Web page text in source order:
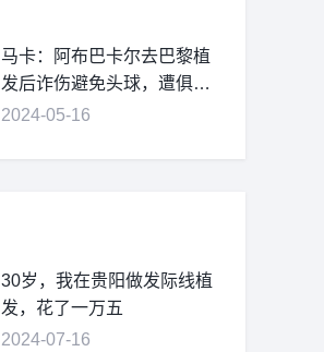
马卡：阿布巴卡尔去巴黎植
发后诈伤避免头球，遭俱乐
部处罚
2024-05-16
30岁，我在贵阳做发际线植
发，花了一万五
2024-07-16